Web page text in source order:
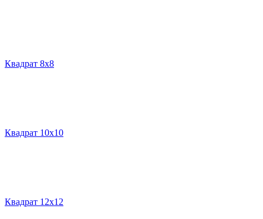
Квадрат 8х8
Квадрат 10х10
Квадрат 12х12